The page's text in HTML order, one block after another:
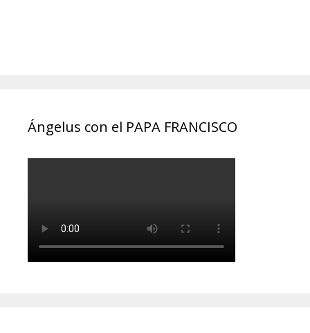
Ángelus con el PAPA FRANCISCO